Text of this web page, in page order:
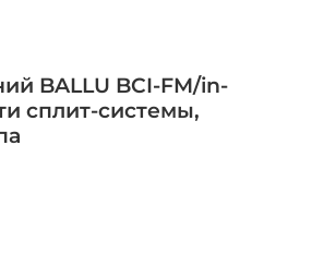
BALLU BCI-FM/in-
сплит-системы,